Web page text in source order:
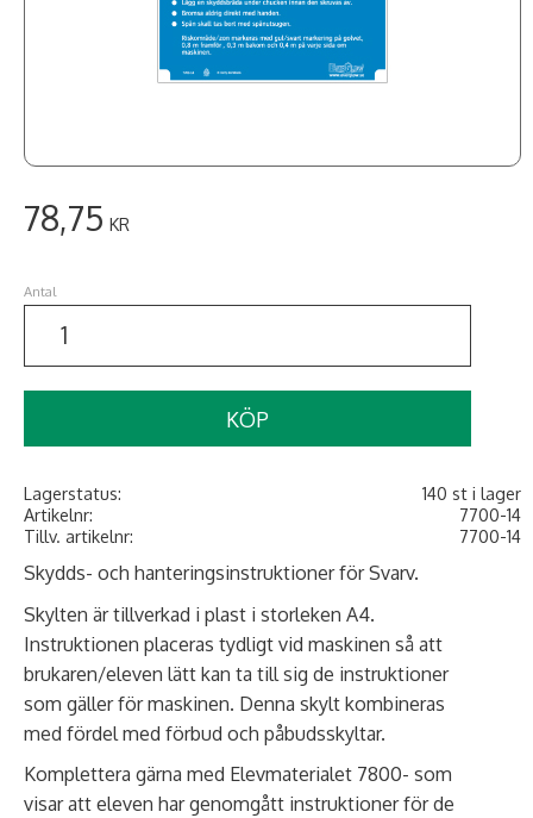
78,75 KR
Antal
KÖP
Lagerstatus
140 st i lager
Artikelnr
7700-14
Tillv. artikelnr
7700-14
Skydds- och hanteringsinstruktioner för Svarv.
Skylten är tillverkad i plast i storleken A4.
Instruktionen placeras tydligt vid maskinen så att
brukaren/eleven lätt kan ta till sig de instruktioner
som gäller för maskinen. Denna skylt kombineras
med fördel med förbud och påbudsskyltar.
Komplettera gärna med Elevmaterialet 7800- som
visar att eleven har genomgått instruktioner för de